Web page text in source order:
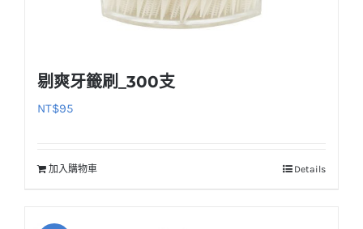
剔爽牙籤刷_300支
NT$95
加入購物車 Details